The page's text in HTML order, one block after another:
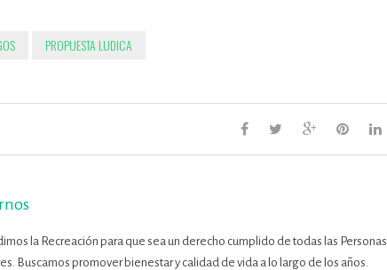
PROPUESTA LUDICA
la Recreación para que sea un derecho cumplido de todas las Personas
Buscamos promover bienestar y calidad de vida a lo largo de los años.